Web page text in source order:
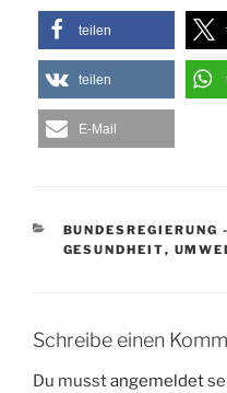
teilen
teilen
E-Mail
KATEGORIEN
GESUNDHEIT,
Schreibe einen
Du musstangemeldet